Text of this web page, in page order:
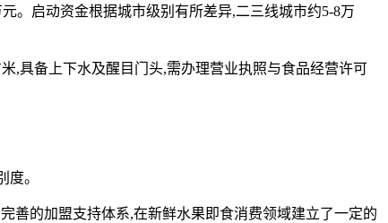
。启动资金根据城市级别有所差异,二三线城市约5-8万
,具备上下水及醒目门头,需办理营业执照与食品经营许可
。
善的加盟支持体系,在新鲜水果即食消费领域建立了一定的